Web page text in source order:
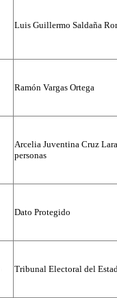
Luis Guillermo Saldaña
Ramón Vargas Ortega
Arcelia Juventina Cruz
personas
Dato Protegido
Tribunal Electoral del